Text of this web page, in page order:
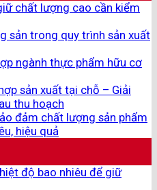
chất lượng cao cần kiểm
sản trong quy trình sản xuất
ngành thực phẩm hữu cơ
sản xuất tại chỗ – Giải
thu hoạch
đảm chất lượng sản phẩm
hiệu quả
độ bao nhiêu để giữ